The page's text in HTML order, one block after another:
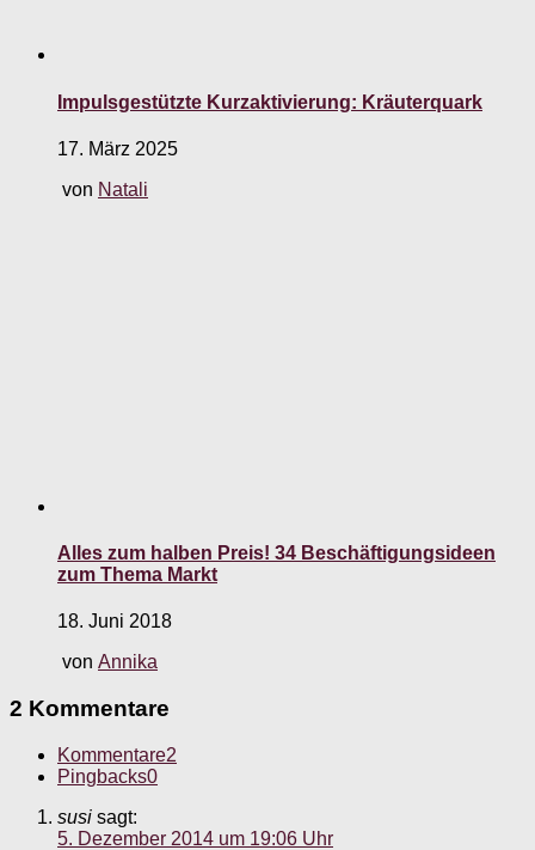
Impulsgestützte Kurzaktivierung: Kräuterquark
17. März 2025
von Natali
Alles zum halben Preis! 34 Beschäftigungsideen
zum Thema Markt
18. Juni 2018
von Annika
2 Kommentare
Kommentare2
Pingbacks0
susi sagt:
5. Dezember 2014 um 19:06 Uhr